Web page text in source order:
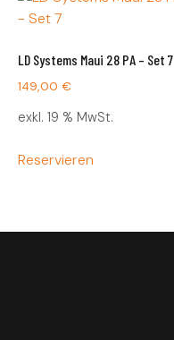
LD Systems Maui 28 PA – Set 7
149,00 €
exkl. 19 % MwSt.
Reservieren